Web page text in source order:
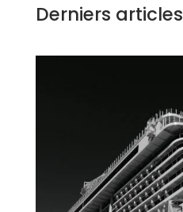
Derniers articles